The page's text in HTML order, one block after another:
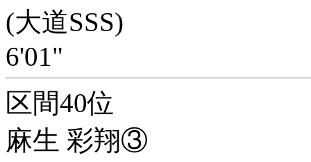
(大道SSS)
6'01"
区間40位
麻生 彩翔③